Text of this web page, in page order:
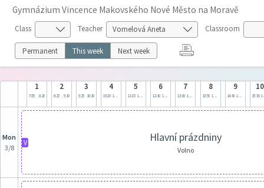
Gymnázium Vincence Makovského Nové Město na Moravě
Class Teacher Classroom
Permanent This week Next week
1
7:35 8:20
2
8:25 9:10
3
9:25 10:10
4
10:20 11:05
5
11:15 12:00
6
12:10 12:55
7
13:00 13:45
8
13:50 14:35
9
14:40 15:25
10
15:30
Mon
3/8
V Hlavní prázdniny
Volno